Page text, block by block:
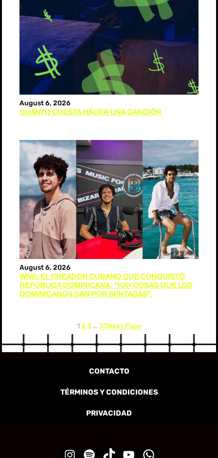
August 6, 2026
CUÁNTO CUESTA HACER UNA CANCIÓN
August 6, 2026
WIWI, EL CREADOR CUBANO QUE CONQUISTÓ
REPÚBLICA DOMINICANA: “HAY COSAS QUE LOS
DOMINICANOS DAN POR SENTADAS”.
12 3 … 37Next Page
CONTACTO
TÉRMINOS Y CONDICIONES
PRIVACIDAD